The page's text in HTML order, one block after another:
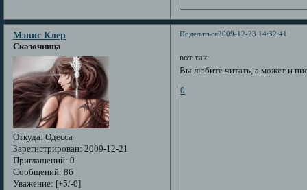
Поделиться2009-12-23 14:32:41
Мэвис Клер
Сказочница
Откуда: Одесса
Зарегистрирован: 2009-12-21
Приглашений: 0
Сообщений: 86
Уважение: [+5/-0]
вот так:
Вы любите читать, а может и
0